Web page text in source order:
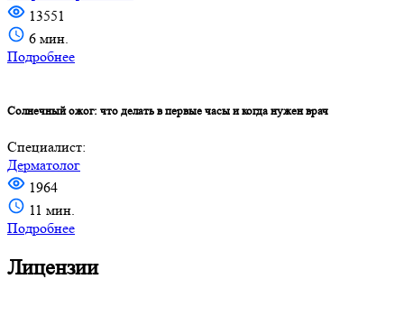
13551
6 мин.
Подробнее
Солнечный ожог: что делать в первые часы и когда нужен врач
Специалист:
Дерматолог
1964
11 мин.
Подробнее
Лицензии